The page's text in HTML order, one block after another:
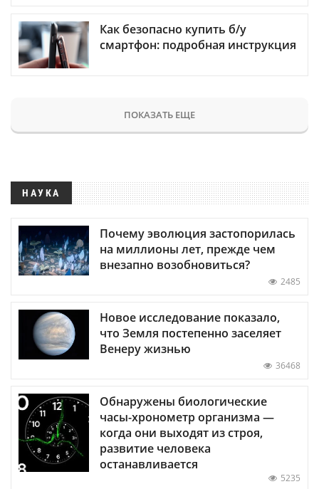
Как безопасно купить б/у
смартфон: подробная инструкция
ПОКАЗАТЬ ЕЩЕ
НАУКА
Почему эволюция застопорилась
на миллионы лет, прежде чем
внезапно возобновиться?
2485
Новое исследование показало,
что Земля постепенно заселяет
Венеру жизнью
36468
Обнаружены биологические
часы-хронометр организма —
когда они выходят из строя,
развитие человека
останавливается
5235